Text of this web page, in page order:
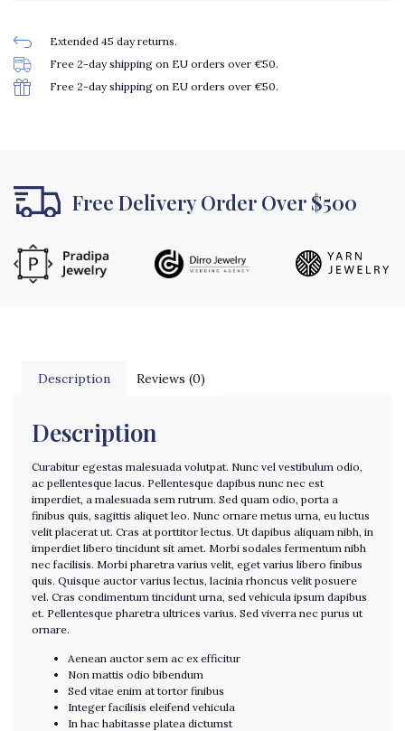
Extended 45 day returns.
Free 2-day shipping on EU orders over €50.
Free 2-day shipping on EU orders over €50.
Free Delivery Order Over $500
Description Reviews (0)
Description
Curabitur egestas malesuada volutpat. Nunc vel vestibulum odio,
ac pellentesque lacus. Pellentesque dapibus nunc nec est
imperdiet, a malesuada sem rutrum. Sed quam odio, porta a
finibus quis, sagittis aliquet leo. Nunc ornare metus urna, eu luctus
velit placerat ut. Cras at porttitor lectus. Ut dapibus aliquam nibh, in
imperdiet libero tincidunt sit amet. Morbi sodales fermentum nibh
nec facilisis. Morbi pharetra varius velit, eget varius libero finibus
quis. Quisque auctor varius lectus, lacinia rhoncus velit posuere
vel. Cras condimentum tincidunt urna, sed vehicula ipsum dapibus
et. Pellentesque pharetra ultrices varius. Sed viverra nec purus ut
ornare.
Aenean auctor sem ac ex efficitur
Non mattis odio bibendum
Sed vitae enim at tortor finibus
Integer facilisis eleifend vehicula
In hac habitasse platea dictumst